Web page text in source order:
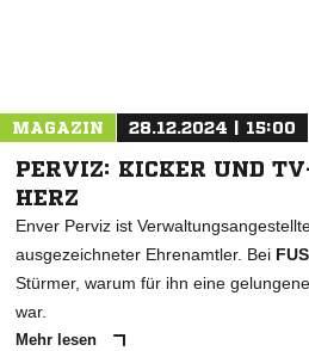
MAGAZIN 28.12.2024 | 15:00
PERVIZ: KICKER UND
HERZ
Enver Perviz ist
ausgezeichneter Ehrenamtler. Bei
Stürmer, warum für ihn eine
war.
Mehr lesen